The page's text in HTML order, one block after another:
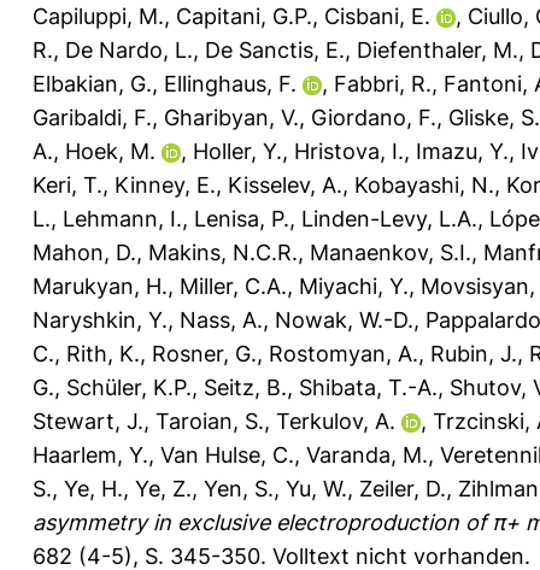
Capiluppi, M., Capitani, G.P., Cisbani, E. , Ciullo,
R., De Nardo, L., De Sanctis, E., Diefenthaler, M.,
Elbakian, G., Ellinghaus, F. , Fabbri, R., Fantoni,
Garibaldi, F., Gharibyan, V., Giordano, F., Gliske, S.
A., Hoek, M. , Holler, Y., Hristova, I., Imazu, Y.,
Keri, T., Kinney, E., Kisselev, A., Kobayashi, N.,
L., Lehmann, I., Lenisa, P., Linden-Levy, L.A.,
Mahon, D., Makins, N.C.R., Manaenkov, S.I.,
Marukyan, H., Miller, C.A., Miyachi, Y., Movsisyan,
Naryshkin, Y., Nass, A., Nowak, W.-D.,
C., Rith, K., Rosner, G., Rostomyan, A., Rubin, J.,
G., Schüler, K.P., Seitz, B., Shibata, T.-A., Shutov,
Stewart, J., Taroian, S., Terkulov, A. , Trzcinski,
Haarlem, Y., Van Hulse, C., Varanda, M.,
S., Ye, H., Ye, Z., Yen, S., Yu, W., Zeiler, D.,
asymmetry in exclusive electroproduction of π+
682 (4-5), S. 345-350. Volltext nicht vorhanden.